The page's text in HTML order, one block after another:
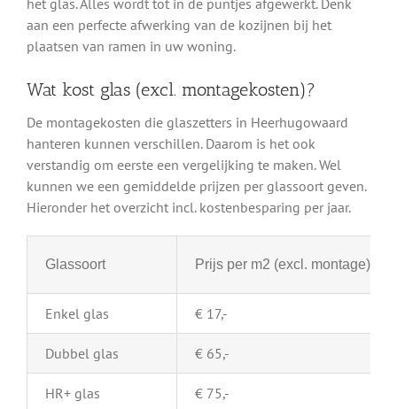
aan een perfecte afwerking van de kozijnen bij het
plaatsen van ramen in uw woning.
Wat kost glas (excl. montagekosten)?
De montagekosten die glaszetters in Heerhugowaard
hanteren kunnen verschillen. Daarom is het ook
verstandig om eerste een vergelijking te maken. Wel
kunnen we een gemiddelde prijzen per glassoort geven.
Hieronder het overzicht incl. kostenbesparing per jaar.
Glassoort Prijs per m2 (excl. montage)
Enkel glas € 17,-
Dubbel glas € 65,-
HR+ glas € 75,-